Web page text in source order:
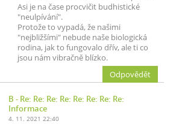
Asi je na čase procvičit budhistické
"neulpívání".
Protože to vypadá, že našimi
"nejbližšími" nebude naše biologická
rodina, jak to fungovalo dřív, ale ti co
jsou nám vibračně blízko.
Odpovědět
B - Re: Re: Re: Re: Re: Re: Re: Re:
Informace
4. 11. 2021 22:40